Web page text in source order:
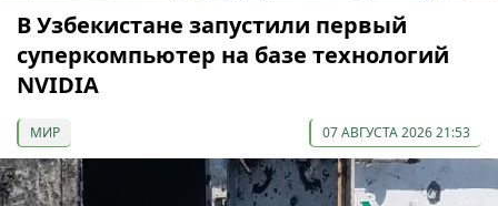
В Узбекистане запустили первый
суперкомпьютер на базе технологий
NVIDIA
МИР 07 АВГУСТА 2026 21:53